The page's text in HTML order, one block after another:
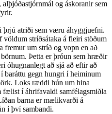
og áskoranir sem
þrjú atriði sem væru áhyggjuefni.
stríðsátaka á fleiri stöðum
fremur um stríð og vopn en að
Þetta er þróun sem hræðir
óhugnanlegt að sjá að eftir að
baráttu gegn hungri í heiminum
Loks ræddi hún um hina
fælist í áhrifavaldi samfélagsmiðla
barna er mælikvarði á
í því sambandi.